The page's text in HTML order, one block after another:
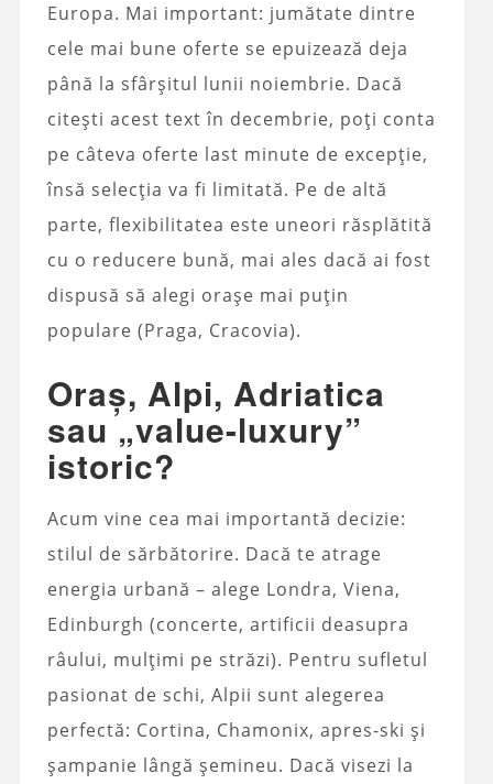
Europa. Mai important: jumătate dintre
cele mai bune oferte se epuizează deja
până la sfârșitul lunii noiembrie. Dacă
citești acest text în decembrie, poți conta
pe câteva oferte last minute de excepție,
însă selecția va fi limitată. Pe de altă
parte, flexibilitatea este uneori răsplătită
cu o reducere bună, mai ales dacă ai fost
dispusă să alegi orașe mai puțin
populare (Praga, Cracovia).
Oraș, Alpi, Adriatica
sau „value-luxury”
istoric?
Acum vine cea mai importantă decizie:
stilul de sărbătorire. Dacă te atrage
energia urbană – alege Londra, Viena,
Edinburgh (concerte, artificii deasupra
râului, mulțimi pe străzi). Pentru sufletul
pasionat de schi, Alpii sunt alegerea
perfectă: Cortina, Chamonix, apres-ski și
șampanie lângă șemineu. Dacă visezi la